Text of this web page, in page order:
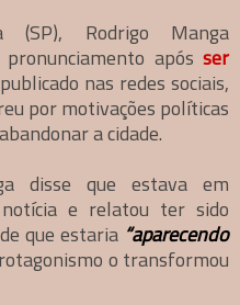
Rodrigo Manga
após ser
nas redes sociais,
por motivações políticas
a cidade.
disse que estava em
e relatou ter sido
que estaria “aparecendo
o transformou